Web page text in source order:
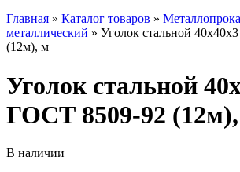
Главная » Каталог товаров »
металлический » Уголок стальной
(12м), м
Уголок стальной
ГОСТ 8509-92
В наличии